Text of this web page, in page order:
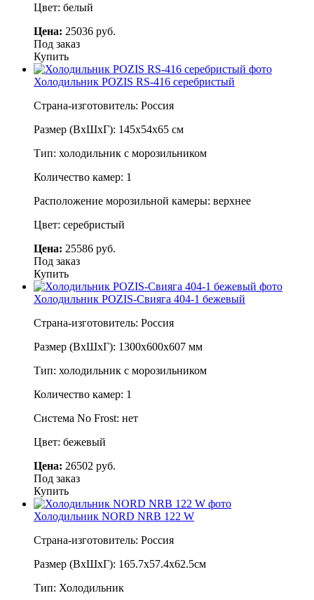
Цвет: белый
Цена: 25036 руб.
Под заказ
Купить
Холодильник POZIS RS-416 серебристый
Страна-изготовитель: Россия
Размер (ВхШхГ): 145х54х65 см
Тип: холодильник с морозильником
Количество камер: 1
Расположение морозильной камеры: верхнее
Цвет: серебристый
Цена: 25586 руб.
Под заказ
Купить
Холодильник POZIS-Свияга 404-1 бежевый
Страна-изготовитель: Россия
Размер (ВхШхГ): 1300х600х607 мм
Тип: холодильник с морозильником
Количество камер: 1
Система No Frost: нет
Цвет: бежевый
Цена: 26502 руб.
Под заказ
Купить
Холодильник NORD NRB 122 W
Страна-изготовитель: Россия
Размер (ВхШхГ): 165.7х57.4х62.5см
Тип: Холодильник